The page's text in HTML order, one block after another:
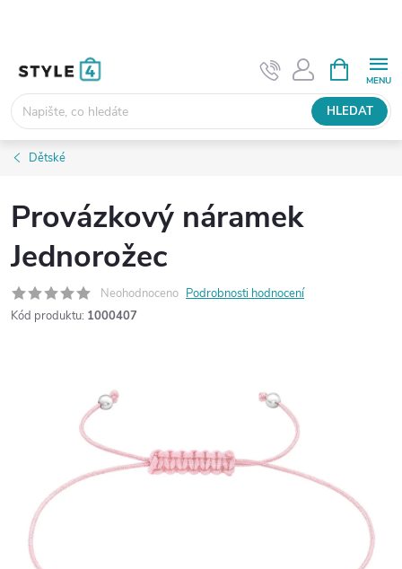
HLEDAT
NÁKUPNÍ
KOŠÍK
Dětské
Provázkový náramek
Jednorožec
Neohodnoceno Podrobnosti hodnocení
Kód produktu: 1000407